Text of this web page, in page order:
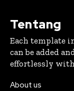
Tentang
Each template
can be added
effortlessly
About us